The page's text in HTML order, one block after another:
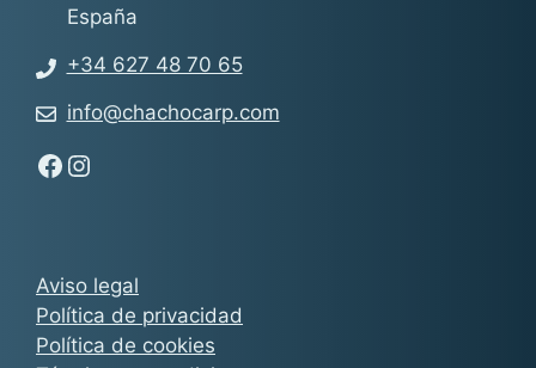
Aviso legal
Política de privacidad
Política de cookies
España
+34 627 48 70 65
info@chachocarp.com
Síguenos en Facebook - Chachocarp
Síguenos en Instagram - Chachocarp